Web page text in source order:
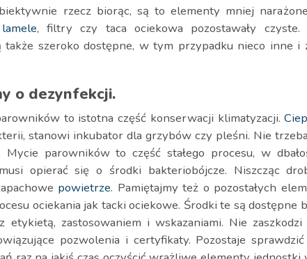
rzecz biorąc, są to elementy mniej
lamele, filtry czy taca ociekowa pozostawały
szeroko dostępne, w tym przypadku nieco inne i
o dezynfekcji.
to istotna część konserwacji klimatyzacji.
stanowi inkubator dla grzybów czy pleśni. Nie
Mycie parowników to część stałego procesu, w
opierać się o środki bakteriobójcze. Niszcząc
powietrze. Pamiętajmy też o pozostałych
ociekania jak tacki ociekowe. Środki te są
etykietą, zastosowaniem i wskazaniami. Nie
pozwolenia i certyfikaty. Pozostaje